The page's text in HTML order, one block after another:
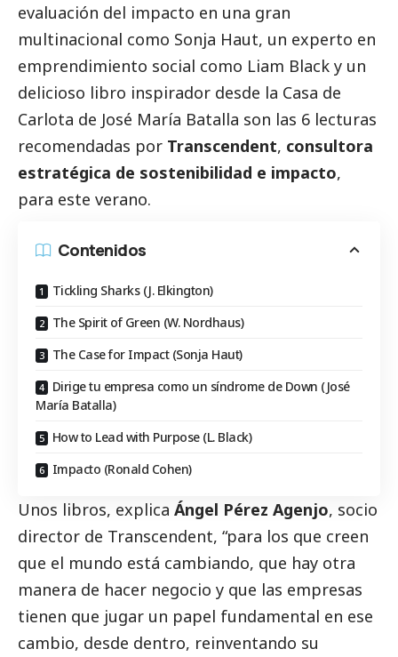
evaluación del impacto en una gran
multinacional como Sonja Haut, un experto en
emprendimiento social como Liam Black y un
delicioso libro inspirador desde la Casa de
Carlota de José María Batalla son las 6 lecturas
recomendadas por Transcendent, consultora
estratégica de sostenibilidad e impacto,
para este verano.
Contenidos
Tickling Sharks (J. Elkington)
The Spirit of Green (W. Nordhaus)
The Case for Impact (Sonja Haut)
Dirige tu empresa como un síndrome de Down (José
María Batalla)
How to Lead with Purpose (L. Black)
Impacto (Ronald Cohen)
Unos libros, explica Ángel Pérez Agenjo, socio
director de Transcendent, “para los que creen
que el mundo está cambiando, que hay otra
manera de hacer negocio y que las empresas
tienen que jugar un papel fundamental en ese
cambio, desde dentro, reinventando su